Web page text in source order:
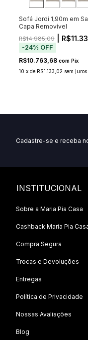
Sofá Jordi 1,90m em
Capa Removível
R$14.985,09|
-24% OFF
R$10.763,68com Pix
10 xde R$1.133,02 sem juros
Cadastre-se e receba
INSTITUCIONAL
Sobre a Maria Pia Casa
Cashback Maria Pia
Compra Segura
Trocas e Devoluções
Entregas
Política de Privacidade
Nossas Avaliações
Blog